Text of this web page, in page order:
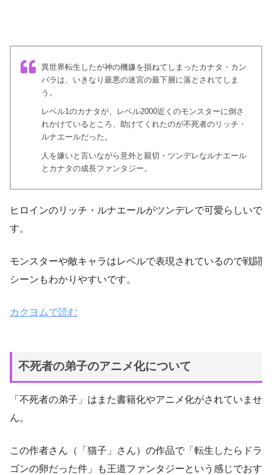
異世界転生したが神の機嫌を損ねてしまったカナタ・カン
バラは、いきなり最悪の迷宮の最下層に落とされてしま
う。
レベル1のカナタが、レベル2000近くのモンスターに倒さ
れかけているところ、助けてくれたのが不死者のリッチ・
ルナエールだった。
人を嫌いと言いながら意外と親切・ツンデレなルナエール
とカナタの成長ファンタジー。
ヒロインのリッチ・ルナエールがツンデレで可愛らしいで
す。
モンスターや敵キャラはレベルで表現されているので戦闘
シーンもわかりやすいです。
カクヨムで読む
不死者の弟子のアニメ化について
「不死者の弟子」はまた書籍化やアニメ化がされていませ
ん。
この作者さん（「猫子」さん）の作品で「転生したらドラ
ゴンの卵だった件」も王道ファンタジーという感じでおす